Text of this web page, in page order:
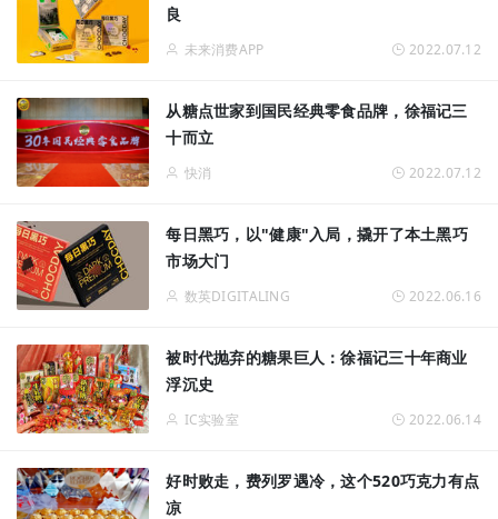
良
未来消费APP 2022.07.12
从糖点世家到国民经典零食品牌，徐福记三
十而立
快消 2022.07.12
每日黑巧，以"健康"入局，撬开了本土黑巧
市场大门
数英DIGITALING 2022.06.16
被时代抛弃的糖果巨人：徐福记三十年商业
浮沉史
IC实验室 2022.06.14
好时败走，费列罗遇冷，这个520巧克力有点
凉